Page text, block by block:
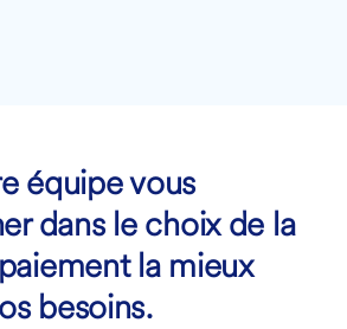
équipe vous
dans le choix de la
la mieux
besoins.